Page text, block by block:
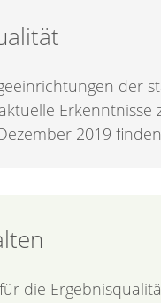
der
2019
die